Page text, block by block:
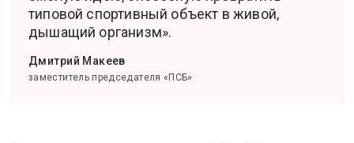
типовой спортивный объект в живой,
дышащий организм».
Дмитрий Макеев
заместитель председателя «ПСБ»